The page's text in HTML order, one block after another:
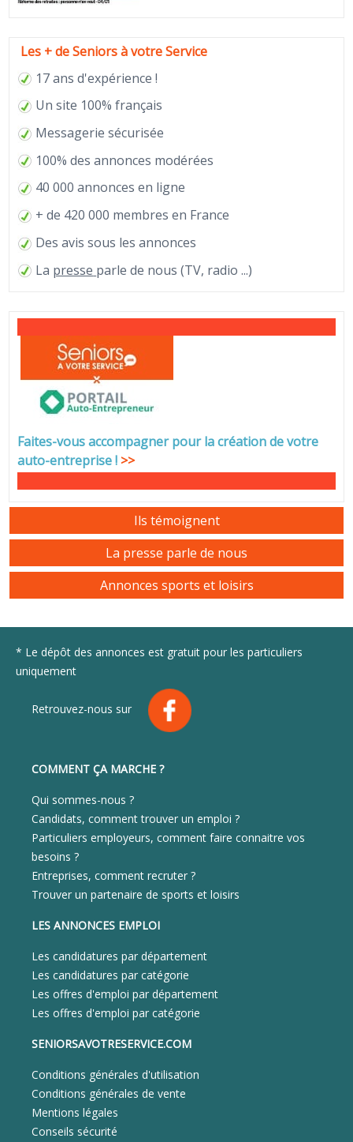
Les + de Seniors à votre Service
17 ans d'expérience !
Un site 100% français
Messagerie sécurisée
100% des annonces modérées
40 000 annonces en ligne
+ de 420 000 membres en France
Des avis sous les annonces
La presse parle de nous (TV, radio ...)
Faites-vous accompagner pour la création de votre
auto-entreprise! >>
Ils témoignent
La presse parle de nous
Annonces sports et loisirs
* Le dépôt des annonces est gratuit pour les particuliers
uniquement
Retrouvez-nous sur
COMMENT ÇA MARCHE ?
Qui sommes-nous ?
Candidats, comment trouver un emploi ?
Particuliers employeurs, comment faire connaitre vos
besoins ?
Entreprises, comment recruter ?
Trouver un partenaire de sports et loisirs
LES ANNONCES EMPLOI
Les candidatures par département
Les candidatures par catégorie
Les offres d'emploi par département
Les offres d'emploi par catégorie
SENIORSAVOTRESERVICE.COM
Conditions générales d'utilisation
Conditions générales de vente
Mentions légales
Conseils sécurité